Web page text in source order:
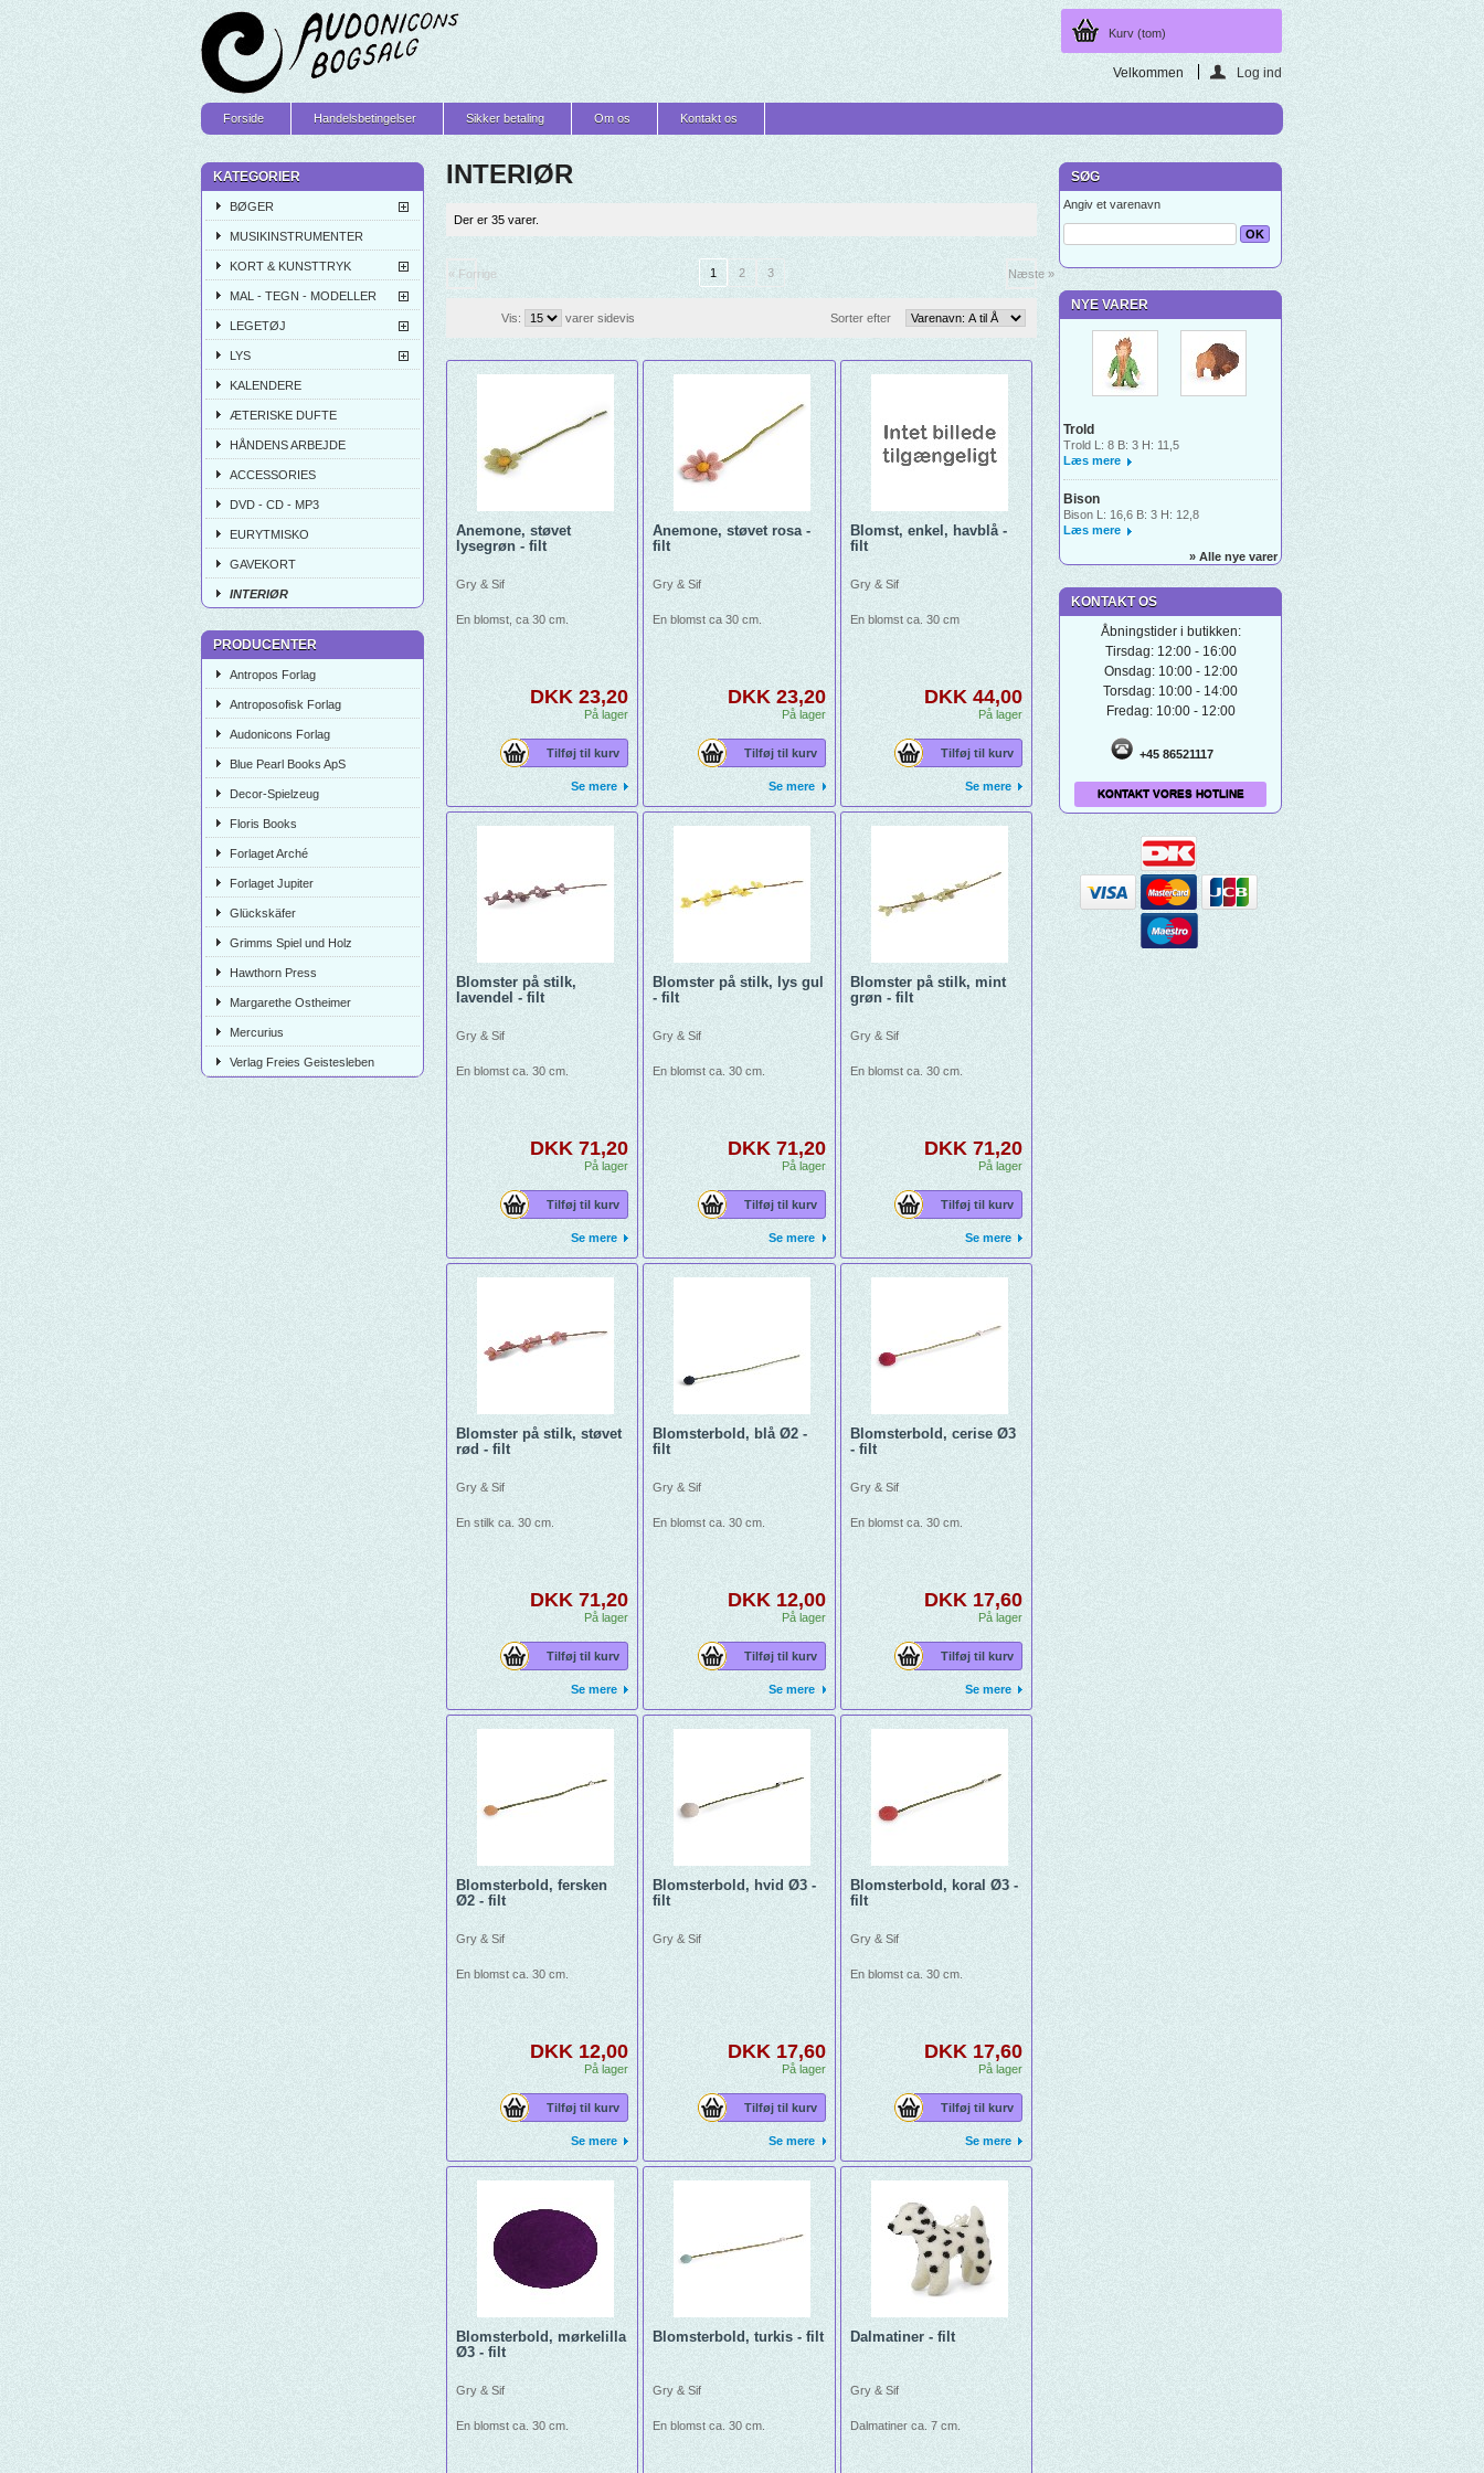
Kurv (tom)
Velkommen Log ind
Forside Handelsbetingelser Sikker betaling Om os Kontakt os
KATEGORIER
BØGER
MUSIKINSTRUMENTER
KORT & KUNSTTRYK
MAL - TEGN - MODELLER
LEGETØJ
LYS
KALENDERE
ÆTERISKE DUFTE
HÅNDENS ARBEJDE
ACCESSORIES
DVD - CD - MP3
EURYTMISKO
GAVEKORT
INTERIØR
PRODUCENTER
Antropos Forlag
Antroposofisk Forlag
Audonicons Forlag
Blue Pearl Books ApS
Decor-Spielzeug
Floris Books
Forlaget Arché
Forlaget Jupiter
Glückskäfer
Grimms Spiel und Holz
Hawthorn Press
Margarethe Ostheimer
Mercurius
Verlag Freies Geistesleben
INTERIØR
Der er 35 varer.
« Forrige 1 2 3 Næste »
Sorter efter
Vis: varer sidevis
Anemone, støvet
lysegrøn - filt
Gry & Sif
En blomst, ca 30 cm.
DKK 23,20
På lager
Tilføj til kurv
Se mere
Anemone, støvet rosa -
filt
Gry & Sif
En blomst ca 30 cm.
DKK 23,20
På lager
Tilføj til kurv
Se mere
Blomst, enkel, havblå -
filt
Gry & Sif
En blomst ca. 30 cm
DKK 44,00
På lager
Tilføj til kurv
Se mere
Blomster på stilk,
lavendel - filt
Gry & Sif
En blomst ca. 30 cm.
DKK 71,20
På lager
Tilføj til kurv
Se mere
Blomster på stilk, lys gul
- filt
Gry & Sif
En blomst ca. 30 cm.
DKK 71,20
På lager
Tilføj til kurv
Se mere
Blomster på stilk, mint
grøn - filt
Gry & Sif
En blomst ca. 30 cm.
DKK 71,20
På lager
Tilføj til kurv
Se mere
Blomster på stilk, støvet
rød - filt
Gry & Sif
En stilk ca. 30 cm.
DKK 71,20
På lager
Tilføj til kurv
Se mere
Blomsterbold, blå Ø2 -
filt
Gry & Sif
En blomst ca. 30 cm.
DKK 12,00
På lager
Tilføj til kurv
Se mere
Blomsterbold, cerise Ø3
- filt
Gry & Sif
En blomst ca. 30 cm.
DKK 17,60
På lager
Tilføj til kurv
Se mere
Blomsterbold, fersken
Ø2 - filt
Gry & Sif
En blomst ca. 30 cm.
DKK 12,00
På lager
Tilføj til kurv
Se mere
Blomsterbold, hvid Ø3 -
filt
Gry & Sif
DKK 17,60
På lager
Tilføj til kurv
Se mere
Blomsterbold, koral Ø3 -
filt
Gry & Sif
En blomst ca. 30 cm.
DKK 17,60
På lager
Tilføj til kurv
Se mere
Blomsterbold, mørkelilla
Ø3 - filt
Gry & Sif
En blomst ca. 30 cm.
Blomsterbold, turkis - filt
Gry & Sif
En blomst ca. 30 cm.
Dalmatiner - filt
Gry & Sif
Dalmatiner ca. 7 cm.
SØG
Angiv et varenavn
NYE VARER
Trold
Trold L: 8 B: 3 H: 11,5
Læs mere
Bison
Bison L: 16,6 B: 3 H: 12,8
Læs mere
» Alle nye varer
KONTAKT OS
Åbningstider i butikken:
Tirsdag: 12:00 - 16:00
Onsdag: 10:00 - 12:00
Torsdag: 10:00 - 14:00
Fredag: 10:00 - 12:00
+45 86521117
KONTAKT VORES HOTLINE